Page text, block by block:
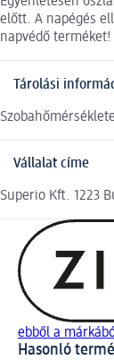
előtt. A napégés
napvédő terméket!
Tárolási
Vállalat címe
Superio Kft. 1223
ebből a
Hasonló